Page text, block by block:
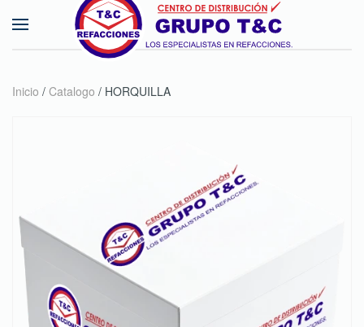
Skip to main content
Inicio / Catalogo / HORQUILLA